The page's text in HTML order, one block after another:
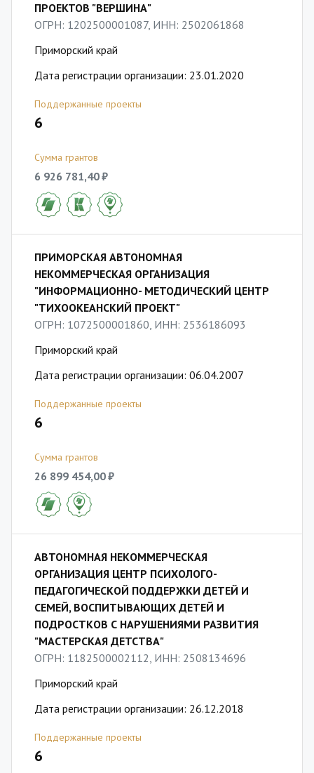
ПРОЕКТОВ "ВЕРШИНА"
ОГРН: 1202500001087, ИНН: 2502061868
Приморский край
Дата регистрации организации: 23.01.2020
Поддержанные проекты
6
Сумма грантов
6 926 781,40 ₽
ПРИМОРСКАЯ АВТОНОМНАЯ
НЕКОММЕРЧЕСКАЯ ОРГАНИЗАЦИЯ
"ИНФОРМАЦИОННО- МЕТОДИЧЕСКИЙ ЦЕНТР
"ТИХООКЕАНСКИЙ ПРОЕКТ"
ОГРН: 1072500001860, ИНН: 2536186093
Приморский край
Дата регистрации организации: 06.04.2007
Поддержанные проекты
6
Сумма грантов
26 899 454,00 ₽
АВТОНОМНАЯ НЕКОММЕРЧЕСКАЯ
ОРГАНИЗАЦИЯ ЦЕНТР ПСИХОЛОГО-
ПЕДАГОГИЧЕСКОЙ ПОДДЕРЖКИ ДЕТЕЙ И
СЕМЕЙ, ВОСПИТЫВАЮЩИХ ДЕТЕЙ И
ПОДРОСТКОВ С НАРУШЕНИЯМИ РАЗВИТИЯ
"МАСТЕРСКАЯ ДЕТСТВА"
ОГРН: 1182500002112, ИНН: 2508134696
Приморский край
Дата регистрации организации: 26.12.2018
Поддержанные проекты
6